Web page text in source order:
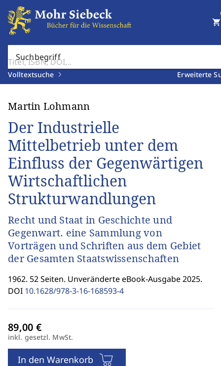
Suchbegriff
Volltextsuche Erweiterte
shopping_cart
Martin Lohmann
Der Industrielle
Mittelbetrieb unter dem
Einfluss der Gegenwärtigen
Wirtschaftlichen
Strukturwandlungen
Recht und Staat in Geschichte und
Gegenwart. eine Sammlung von
Vorträgen und Schriften aus dem Gebiet
der Gesamten Staatswissenschaften
1962. 52 Seiten. Unveränderte eBook-Ausgabe 2025.
DOI 10.1628/978-3-16-168593-4
inkl. gesetzl. MwSt.
In den Warenkorb